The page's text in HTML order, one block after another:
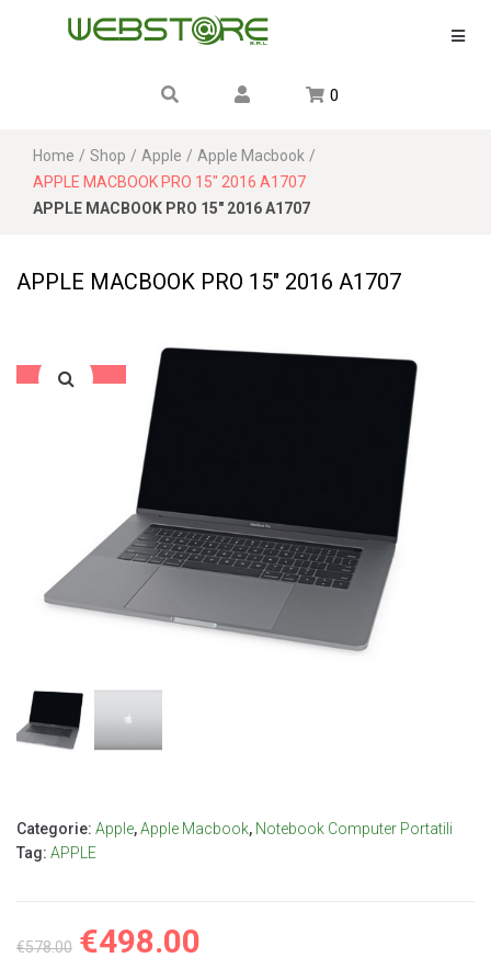
0
APPLE MACBOOK PRO 15″ 2016 A1707
Home / Shop / Apple / Apple Macbook /
APPLE MACBOOK PRO 15″ 2016 A1707
Sale!
APPLE MACBOOK PRO 15″ 2016 A1707
Categorie: Apple,Apple Macbook, Notebook Computer Portatili
Tag: APPLE
€578.00 €498.00